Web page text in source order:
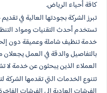
كافة أحياء الرياض.
تبرز الشركة بجودتها العالية في
تستخدم أحدث التقنيات ومواد
خدمة تنظيف شاملة وعميقة دون
بالتفاصيل والدقة في العمل
العملاء الذين يبحثون عن خدمة لا
تتنوع الخدمات التي تقدمها